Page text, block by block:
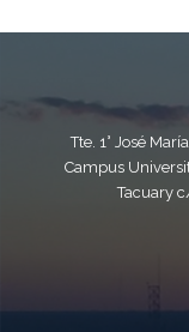
Tte. 1° José
Campus
Tacuary